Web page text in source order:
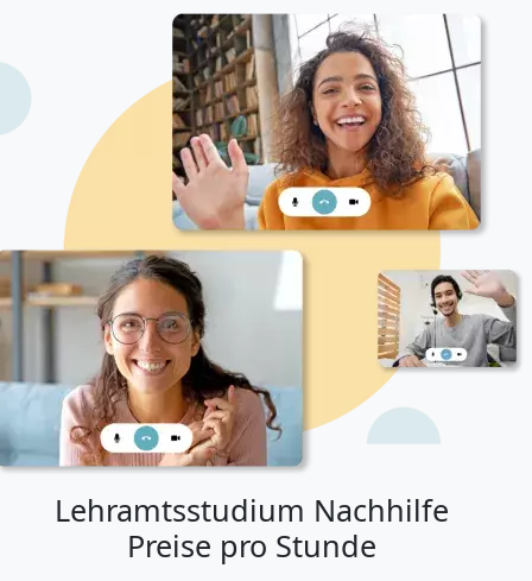
to take teaching beyond the traditional classroom,
namely online. For this reason, I decided to teach at
home but also remotely now because it allows me to
connect with students of all ages around the world.
However, my goal is to make learning English
engaging and accessible for everybody, using not
only standard materials but also diverse learning
tools such as games or apps. Ready to learn in a new,
refreshing and exciting way? Book your first lesson
with me and let’s start the journey together.... :)
Lehramtsstudium Nachhilfe
Preise pro Stunde